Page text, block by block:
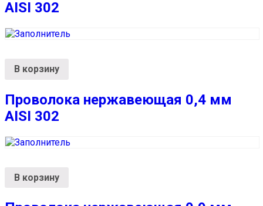
AISI 302
В корзину
Проволока нержавеющая 0,4 мм
AISI 302
В корзину